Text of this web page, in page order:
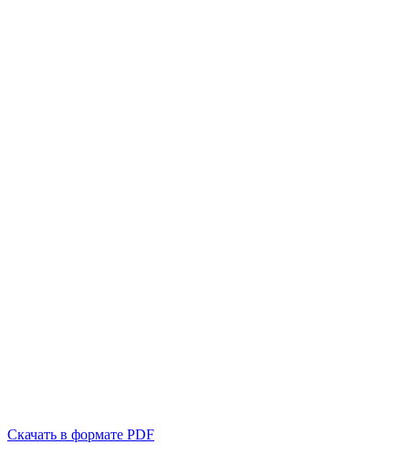
Скачать в формате PDF